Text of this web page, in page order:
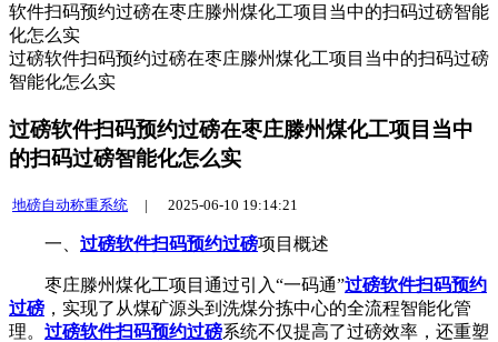
软件扫码预约过磅在枣庄滕州煤化工项目当中的扫码过磅智能
化怎么实
过磅软件扫码预约过磅在枣庄滕州煤化工项目当中的扫码过磅
智能化怎么实
过磅软件扫码预约过磅在枣庄滕州煤化工项目当中
的扫码过磅智能化怎么实
地磅自动称重系统 | 2025-06-10 19:14:21
一、 过磅软件扫码预约过磅项目概述
枣庄滕州煤化工项目通过引入“一码通”过磅软件扫码预约
过磅 ，实现了从煤矿源头到洗煤分拣中心的全流程智能化管
理。 过磅软件扫码预约过磅系统不仅提高了过磅效率，还重塑